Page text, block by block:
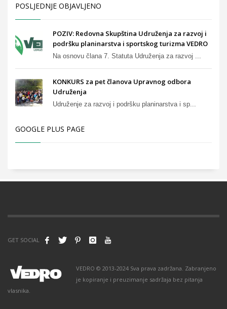
POSLJEDNJE OBJAVLJENO
POZIV: Redovna Skupština Udruženja za razvoj i
podršku planinarstva i sportskog turizma VEDRO
Na osnovu člana 7. Statuta Udruženja za razvoj ...
KONKURS za pet članova Upravnog odbora
Udruženja
Udruženje za razvoj i podršku planinarstva i sp...
GOOGLE PLUS PAGE
GET SOCIAL
VEDRO © 2013-2024 Sva prava zadržana. Zabranjeno
je kopiranje i preuzimanje sadržaja bez pitanja
vlasnika.